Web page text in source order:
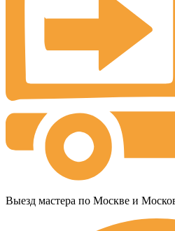
Выезд мастера по Москве и